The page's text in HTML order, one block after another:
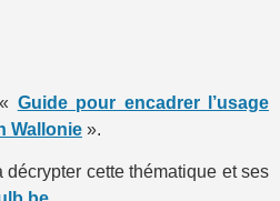
Guide pour encadrer l’usage
Wallonie ».
décrypter cette thématique et ses